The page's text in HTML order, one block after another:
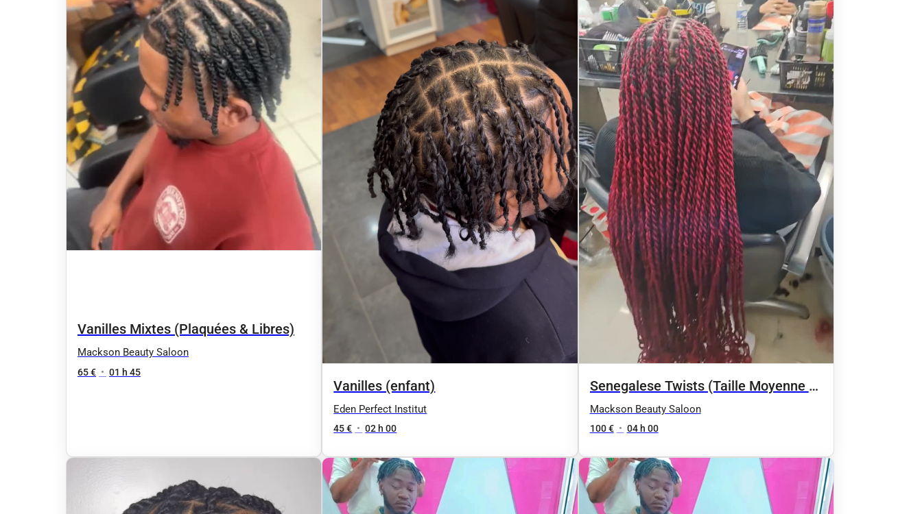
Vanilles Mixtes (Plaquées & Libres)
Mackson Beauty Saloon
65 € • 01 h 45
Vanilles (enfant)
Eden Perfect Institut
45 € • 02 h 00
Senegalese Twists (Taille Moyenne /
Longue)
Mackson Beauty Saloon
100 € • 04 h 00